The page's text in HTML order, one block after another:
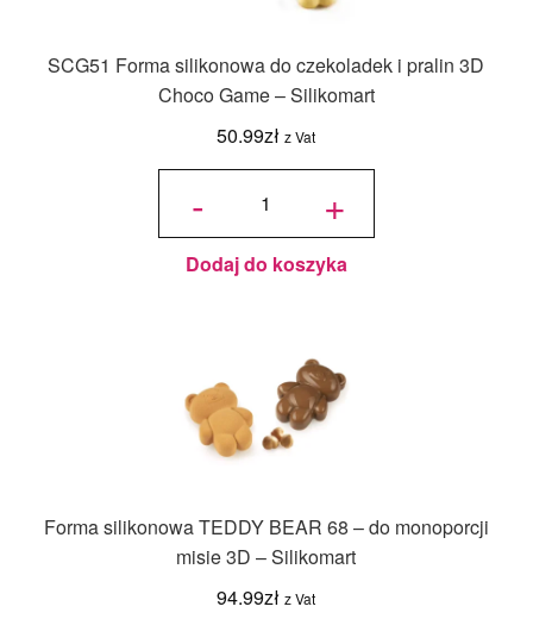
SCG51 Forma silikonowa do czekoladek i pralin 3D
Choco Game – Silikomart
50.99zł z Vat
-
ilość
silikonowa
do
czekoladek
i pralin 3D
Choco
Silikomart
+
Dodaj do koszyka
Forma silikonowa TEDDY BEAR 68 – do monoporcji
misie 3D – Silikomart
94.99zł z Vat